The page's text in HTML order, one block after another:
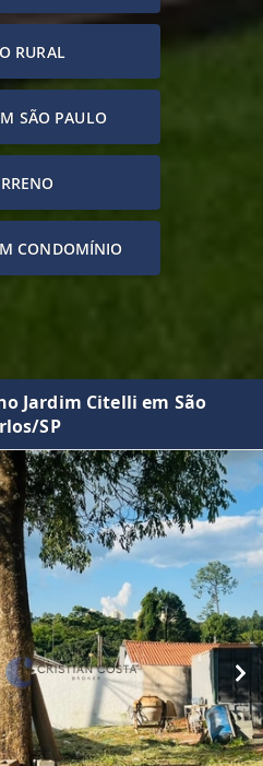
RURAL
SÃO PAULO
CONDOMÍNIO
Jardim Citelli em São
SP